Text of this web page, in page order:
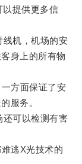
以提供更多信
机，机场的安
身上的所有物
方面保证了安
服务。
可以检测有害
逃X光技术的